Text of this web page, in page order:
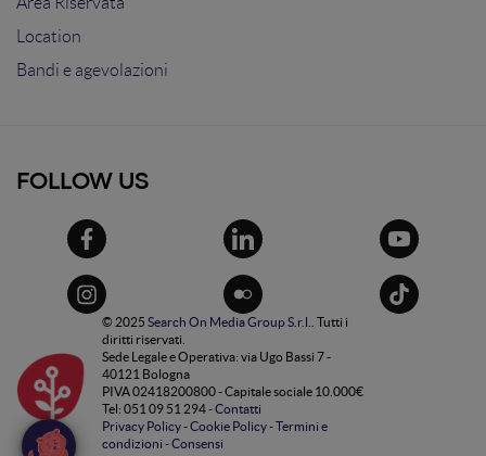
Location
Bandi e agevolazioni
FOLLOW US
© 2025 Search On Media Group S.r.l.
. Tutti i
diritti riservati.
Sede Legale e Operativa: via Ugo Bassi 7 -
40121 Bologna
PIVA 02418200800 - Capitale sociale 10.000€
Tel: 051 09 51 294 -Contatti
Privacy Policy-Cookie Policy-Termini e
condizioni -Consensi